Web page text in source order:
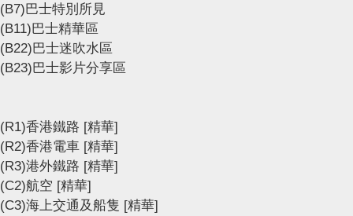
(B7)巴士特別所見
(B11)巴士精華區
(B22)巴士迷吹水區
(B23)巴士影片分享區
(R1)香港鐵路 [精華]
(R2)香港電車 [精華]
(R3)港外鐵路 [精華]
(C2)航空 [精華]
(C3)海上交通及船隻 [精華]